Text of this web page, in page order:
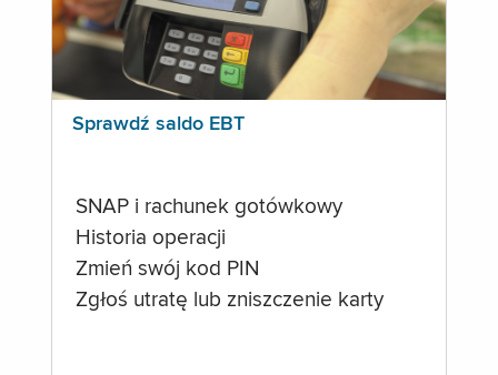
Sprawdź saldo EBT
SNAP i rachunek gotówkowy
Historia operacji
Zmień swój kod PIN
Zgłoś utratę lub zniszczenie karty